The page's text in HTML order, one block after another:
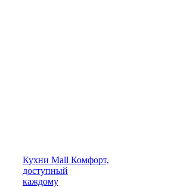
Кухни Mall Комфорт,
доступный
каждому